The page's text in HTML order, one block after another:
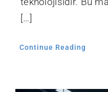
[…]
Continue Reading